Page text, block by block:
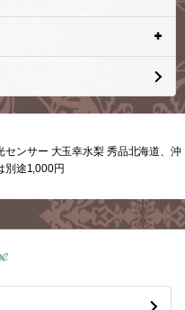
センサー 大玉幸水梨 秀品北海道、沖
別途1,000円